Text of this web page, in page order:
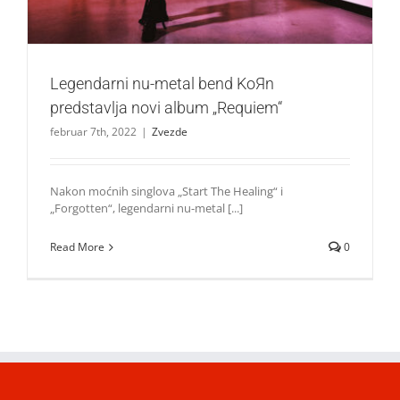
Legendarni nu-metal bend KoЯn
predstavlja novi album „Requiem“
februar 7th, 2022 | Zvezde
Nakon moćnih singlova „Start The Healing“ i
„Forgotten“, legendarni nu-metal [...]
Read More 0